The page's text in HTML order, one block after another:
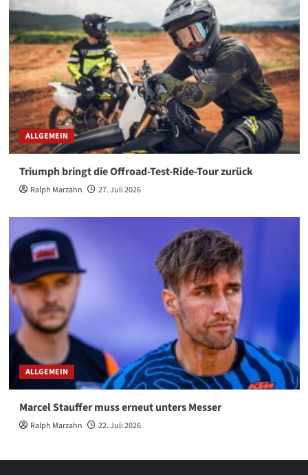
ALLGEMEIN
Triumph bringt die Offroad-Test-Ride-Tour zurück
Ralph Marzahn 27. Juli 2026
ALLGEMEIN
Marcel Stauffer muss erneut unters Messer
Ralph Marzahn 22. Juli 2026